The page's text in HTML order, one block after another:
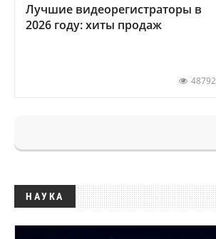
Лучшие видеорегистраторы в
2026 году: хиты продаж
48792
НАУКА